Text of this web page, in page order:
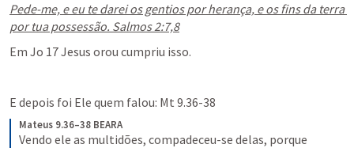
Pede-me, e eu te darei os gentios por herança, e os fins da terra
por tua possessão. Salmos 2:7,8
Em Jo 17 Jesus orou cumpriu isso.
E depois foi Ele quem falou: Mt 9.36-38
Mateus 9.36–38 BEARA
Vendo ele as multidões, compadeceu-se delas, porque